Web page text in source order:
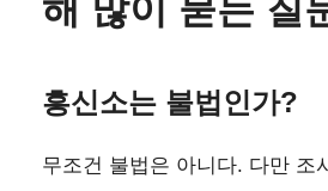
해 많이 묻는 질
흥신소는 불법인가?
무조건 불법은 아니다. 다만 조